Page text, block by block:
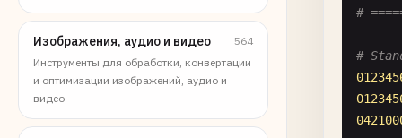
Изображения, аудио и видео
564
Инструменты для обработки, конвертации
и оптимизации изображений, аудио и
видео
#
#